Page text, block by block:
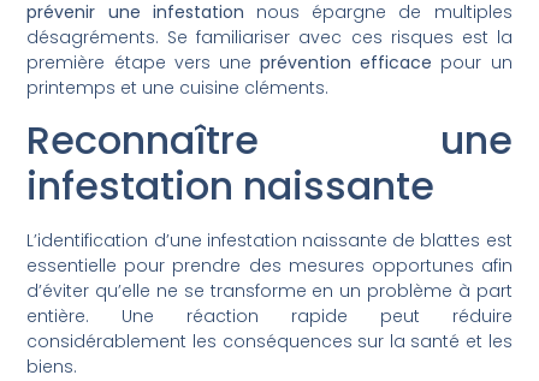
prévenir une infestation nous épargne de multiples
désagréments. Se familiariser avec ces risques est la
première étape vers uneprévention efficace pour un
printemps et une cuisine cléments.
Reconnaître une
infestation naissante
L’identification d’une infestation naissante de blattes est
essentielle pour prendre des mesures opportunes afin
d’éviter qu’elle ne se transforme en un problème à part
entière. Une réaction rapide peut réduire
considérablement les conséquences sur la santé et les
biens.